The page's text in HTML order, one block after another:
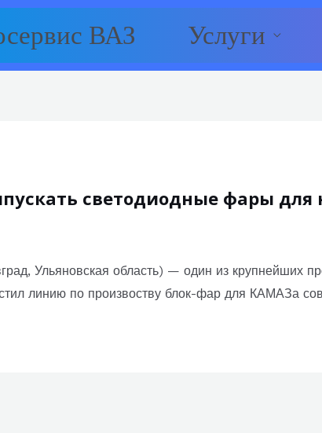
ВАЗ Услуги
светодиодные фары для
Ульяновская область) — один из крупнейших
линию по произвоству блок-фар для КАМАЗа